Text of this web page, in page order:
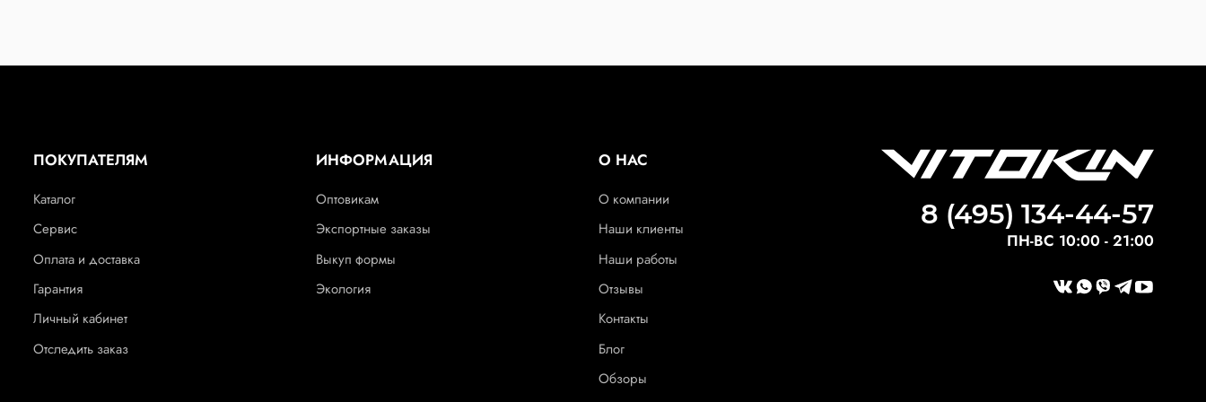
ПОКУПАТЕЛЯМ
Каталог
Сервис
Оплата и доставка
Гарантия
Личный кабинет
Отследить заказ
ИНФОРМАЦИЯ
Оптовикам
Экспортные заказы
Выкуп формы
Экология
О НАС
О компании
Наши клиенты
Наши работы
Отзывы
Контакты
Блог
Обзоры
8 (495) 134-44-57
ПН-ВС 10:00 - 21:00